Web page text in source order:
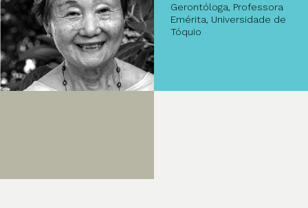
Gerontóloga, Professora
Emérita, Universidade de
Tóquio